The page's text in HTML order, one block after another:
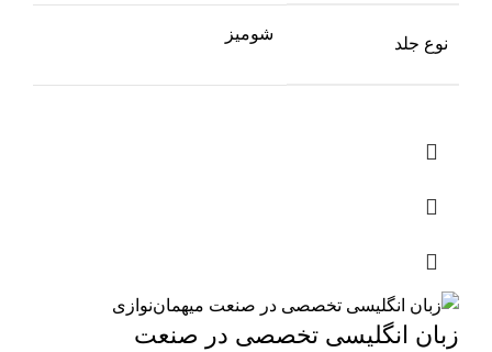
نوع جلد
شومیز
زبان انگلیسی تخصصی در صنعت